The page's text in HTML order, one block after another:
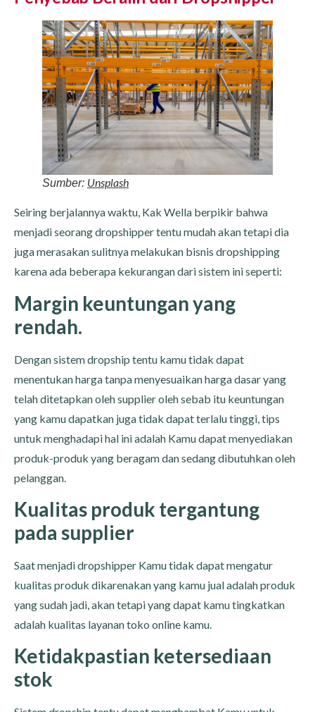
Sumber: Unsplash
Seiring berjalannya waktu, Kak Wella berpikir bahwa
menjadi seorang dropshipper tentu mudah akan tetapi dia
juga merasakan sulitnya melakukan bisnis dropshipping
karena ada beberapa kekurangan dari sistem ini seperti:
Margin keuntungan yang
rendah.
Dengan sistem dropship tentu kamu tidak dapat
menentukan harga tanpa menyesuaikan harga dasar yang
telah ditetapkan oleh supplier oleh sebab itu keuntungan
yang kamu dapatkan juga tidak dapat terlalu tinggi, tips
untuk menghadapi hal ini adalah Kamu dapat menyediakan
produk-produk yang beragam dan sedang dibutuhkan oleh
pelanggan.
Kualitas produk tergantung
pada supplier
Saat menjadi dropshipper Kamu tidak dapat mengatur
kualitas produk dikarenakan yang kamu jual adalah produk
yang sudah jadi, akan tetapi yang dapat kamu tingkatkan
adalah kualitas layanan toko online kamu.
Ketidakpastian ketersediaan
stok